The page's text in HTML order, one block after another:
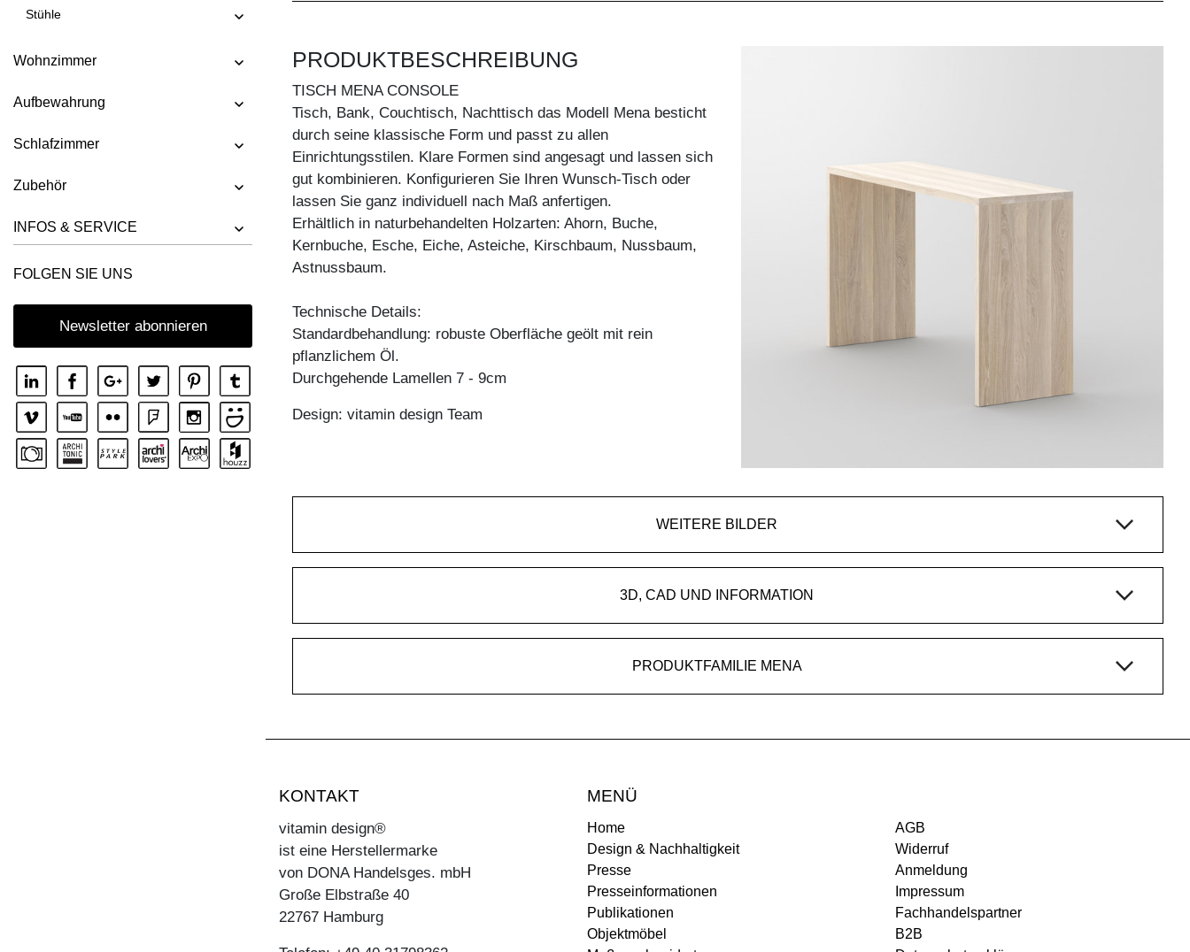
TISCH CUBUS 3 B10X10
TISCH DUCK
TISCH DUCK OVAL
TISCH FORTE 3 B7X7
TISCH FORTE 4 B9X9
TISCH GRATUS BUTTERFLY
TISCH IUSTUS
TISCH LARGUS
TISCH LARGUS OVAL
Stühle
Wohnzimmer
Aufbewahrung
Schlafzimmer
Zubehör
INFOS & SERVICE
FOLGEN SIE UNS
Newsletter abonnieren
PRODUKTBESCHREIBUNG
TISCH MENA CONSOLE
Tisch, Bank, Couchtisch, Nachttisch das Modell Mena besticht
durch seine klassische Form und passt zu allen
Einrichtungsstilen. Klare Formen sind angesagt und lassen sich
gut kombinieren. Konfigurieren Sie Ihren Wunsch-Tisch oder
lassen Sie ganz individuell nach Maß anfertigen.
Erhältlich in naturbehandelten Holzarten: Ahorn, Buche,
Kernbuche, Esche, Eiche, Asteiche, Kirschbaum, Nussbaum,
Astnussbaum.
Technische Details:
Standardbehandlung: robuste Oberfläche geölt mit rein
pflanzlichem Öl.
Durchgehende Lamellen 7 - 9cm
Design: vitamin design Team
WEITERE BILDER
3D, CAD UND INFORMATION
PRODUKTFAMILIE MENA
KONTAKT
vitamin design®
ist eine Herstellermarke
von DONA Handelsges. mbH
Große Elbstraße 40
22767 Hamburg
MENÜ
Home
Design & Nachhaltigkeit
Presse
Presseinformationen
Publikationen
Objektmöbel
AGB
Widerruf
Anmeldung
Impressum
Fachhandelspartner
B2B